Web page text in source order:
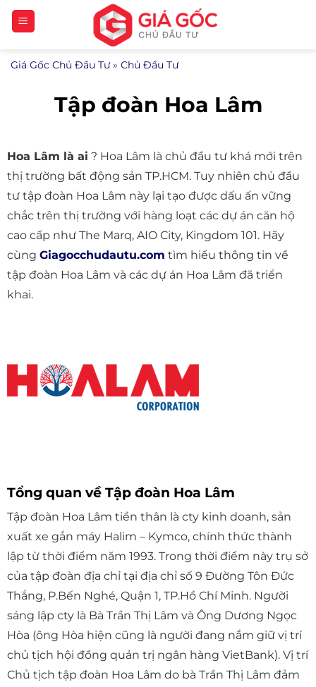
Bỏ
qua
dung
Giá Gốc Chủ Đầu Tư» Chủ Đầu Tư
Tập đoàn Hoa Lâm
Hoa Lâm là ai ? Hoa Lâm là chủ đầu tư khá mới trên
thị trường bất động sản TP.HCM. Tuy nhiên chủ đầu
tư tập đoàn Hoa Lâm này lại tạo được dấu ấn vững
chắc trên thị trường với hàng loạt các dự án căn hộ
cao cấp như The Marq, AIO City, Kingdom 101. Hãy
cùng Giagocchudautu.com tìm hiểu thông tin về
tập đoàn Hoa Lâm và các dự án Hoa Lâm đã triển
khai.
Tổng quan về Tập đoàn Hoa Lâm
Tập đoàn Hoa Lâm tiền thân là cty kinh doanh, sản
xuất xe gắn máy Halim – Kymco, chính thức thành
lập từ thời điểm năm 1993. Trong thời điểm này trụ sở
của tập đoàn địa chỉ tại địa chỉ số 9 Đường Tôn Đức
Thắng, P.Bến Nghé, Quận 1, TP.Hồ Chí Minh. Người
sáng lập cty là Bà Trần Thị Lâm và Ông Dương Ngọc
Hòa (ông Hòa hiện cũng là người đang nắm giữ vị trí
chủ tịch hội đồng quản trị ngân hàng VietBank). Vị trí
Chủ tịch tập đoàn Hoa Lâm do bà Trần Thị Lâm đảm